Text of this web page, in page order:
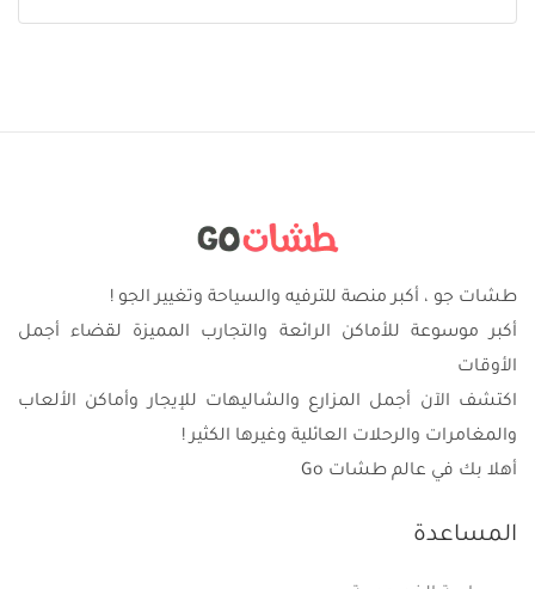
طشات جو ، أكبر منصة للترفيه والسياحة وتغيير الجو !
أكبر موسوعة للأماكن الرائعة والتجارب المميزة لقضاء أجمل
الأوقات
اكتشف الآن أجمل المزارع والشاليهات للإيجار وأماكن الألعاب
والمغامرات والرحلات العائلية وغيرها الكثير !
أهلا بك في عالم طشات Go
المساعدة